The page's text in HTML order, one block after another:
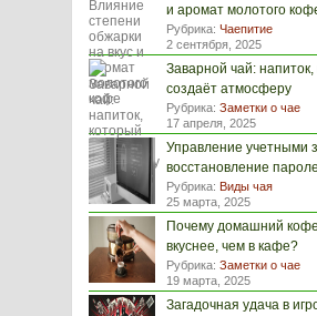
и аромат молотого
Рубрика: Чаепитие
2 сентября, 2025
Заварной чай:
создаёт атмосферу
Рубрика: Заметки о чае
17 апреля, 2025
Управление учетными
восстановление
Рубрика: Виды чая
25 марта, 2025
Почему домашний
вкуснее, чем в кафе?
Рубрика: Заметки о чае
19 марта, 2025
Загадочная удача в